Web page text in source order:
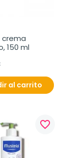
crema
150 ml
al carrito
favorite_border